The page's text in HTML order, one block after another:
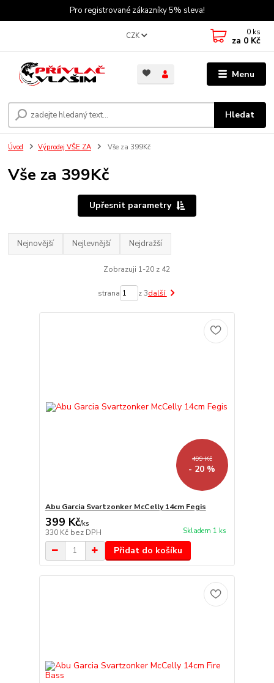
Pro registrované zákazníky 5% sleva!
Menu
CZK
Hledat
0 ks
za 0 Kč
Úvod Výprodej VŠE ZA Vše za 399Kč
Vše za 399Kč
Upřesnit parametry
Nejnovější Nejlevnější Nejdražší
Zobrazuji 1-20 z 42
strana z 3další
499 Kč
- 20 %
Abu Garcia Svartzonker McCelly 14cm Fegis
399 Kč/ks
330 Kč bez DPH Skladem 1 ks
Přidat do košíku